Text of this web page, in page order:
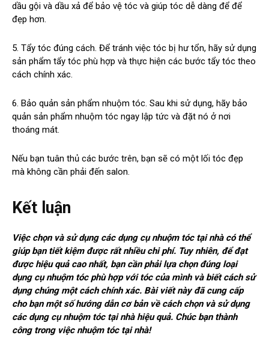
dầu gội và dầu xả để bảo vệ tóc và giúp tóc dễ dàng để để
đẹp hơn.
5. Tẩy tóc đúng cách. Để tránh việc tóc bị hư tổn, hãy sử dụng
sản phẩm tẩy tóc phù hợp và thực hiện các bước tẩy tóc theo
cách chính xác.
6. Bảo quản sản phẩm nhuộm tóc. Sau khi sử dụng, hãy bảo
quản sản phẩm nhuộm tóc ngay lập tức và đặt nó ở nơi
thoáng mát.
Nếu bạn tuân thủ các bước trên, bạn sẽ có một lối tóc đẹp
mà không cần phải đến salon.
Kết luận
Việc chọn và sử dụng các dụng cụ nhuộm tóc tại nhà có thể
giúp bạn tiết kiệm được rất nhiều chi phí. Tuy nhiên, để đạt
được hiệu quả cao nhất, bạn cần phải lựa chọn đúng loại
dụng cụ nhuộm tóc phù hợp với tóc của mình và biết cách sử
dụng chúng một cách chính xác. Bài viết này đã cung cấp
cho bạn một số hướng dẫn cơ bản về cách chọn và sử dụng
các dụng cụ nhuộm tóc tại nhà hiệu quả. Chúc bạn thành
công trong việc nhuộm tóc tại nhà!